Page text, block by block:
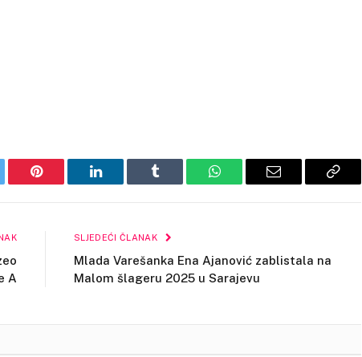
Pinterest LinkedIn Tumblr WhatsAppEmail
Copy
A
SLJEDEĆI ČLANAK
Mlada Varešanka Ena Ajanović zablistala na
Malom šlageru 2025 u Sarajevu